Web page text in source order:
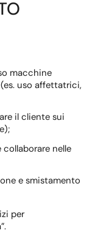
macchine
uso affettatrici,
il cliente sui
nelle
e smistamento
per